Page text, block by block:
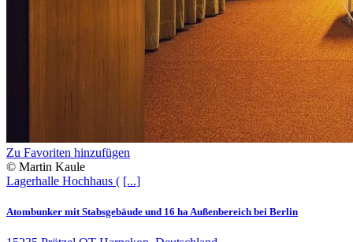
Zu Favoriten hinzufügen
© Martin Kaule
Lagerhalle Hochhaus ( [...]
Atombunker mit Stabsgebäude und 16 ha Außenbereich bei Berlin